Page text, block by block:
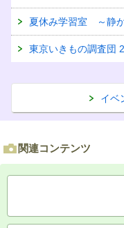
イベ
夏休み学習室 ～静
東京いきもの調査団
関連コンテンツ